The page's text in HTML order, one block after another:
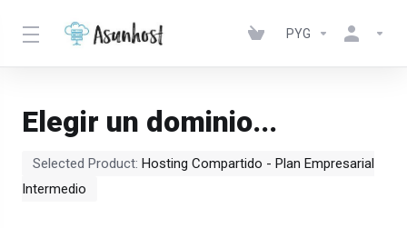
PYG
Elegir un dominio...
Selected Product: Hosting Compartido - Plan Empresarial
Intermedio